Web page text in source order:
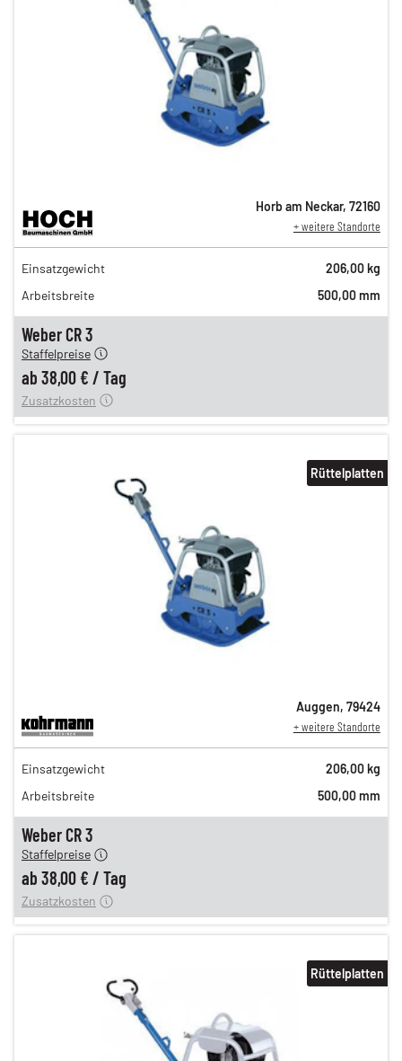
Weber CR 3
65,00 €
54,00 €
45,00 €
Staffelpreise
ab 38,00 € / Tag
12,00 €
Zusatzkosten
Horb am Neckar, 72160
+ weitere Standorte
Einsatzgewicht
206,00 kg
Arbeitsbreite
500,00 mm
Weber CR 3
65,00 €
54,00 €
45,00 €
Staffelpreise
ab 38,00 € / Tag
12,00 €
Zusatzkosten
Rüttelplatten
Auggen, 79424
+ weitere Standorte
Einsatzgewicht
206,00 kg
Arbeitsbreite
500,00 mm
Rüttelplatten